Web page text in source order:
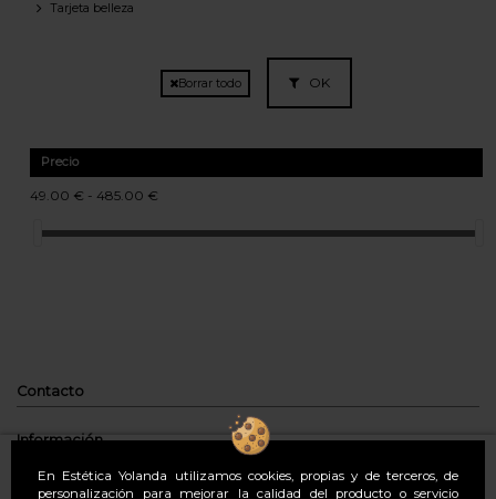
En Estética Yolanda utilizamos cookies, propias y de terceros, de
personalización para mejorar la calidad del producto o servicio
Tarjeta belleza
Borrar todo OK
Precio
49.00 € - 485.00 €
Contacto
Información
Tratamientos